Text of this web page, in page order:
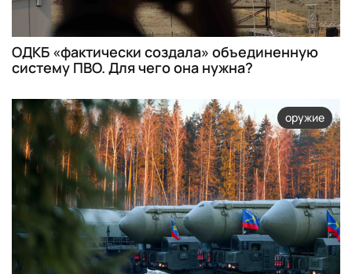
ОДКБ «фактически создала» объединенную
систему ПВО. Для чего она нужна?
оружие